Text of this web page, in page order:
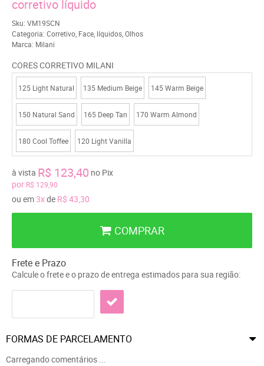
corretivo líquido
Sku: VM19SCN
Categoria: Corretivo Face líquidos Olhos
Marca: Milani
CORES CORRETIVO MILANI
125 Light Natural 135 Medium Beige 145 Warm Beige
150 Natural Sand 165 Deep Tan 170 Warm Almond
180 Cool Toffee 120 Light Vanilla
por R$ 129,90
à vista R$ 123,40 no Pix
ou em3xde R$ 43,30
COMPRAR
Frete e Prazo
Calcule o frete e o prazo de entrega estimados para sua região:
FORMAS DE PARCELAMENTO
Carregando comentários ...